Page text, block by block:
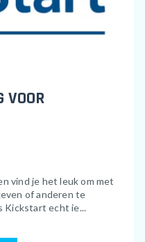
VOOR
vind je het leuk om met
of anderen te
Kickstart echt ie...